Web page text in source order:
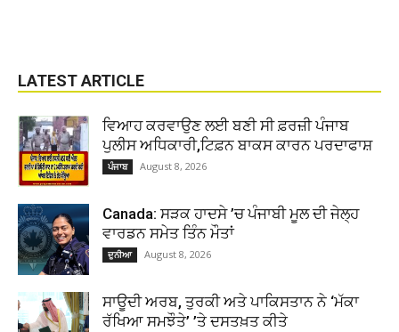
LATEST ARTICLE
ਵਿਆਹ ਕਰਵਾਉਣ ਲਈ ਬਣੀ ਸੀ ਫ਼ਰਜ਼ੀ ਪੰਜਾਬ
ਪੁਲੀਸ ਅਧਿਕਾਰੀ,ਟਿਫ਼ਨ ਬਾਕਸ ਕਾਰਨ ਪਰਦਾਫਾਸ਼
ਪੰਜਾਬ August 8, 2026
Canada: ਸੜਕ ਹਾਦਸੇ ’ਚ ਪੰਜਾਬੀ ਮੂਲ ਦੀ ਜੇਲ੍ਹ
ਵਾਰਡਨ ਸਮੇਤ ਤਿੰਨ ਮੌਤਾਂ
ਦੁਨੀਆ August 8, 2026
ਸਾਊਦੀ ਅਰਬ, ਤੁਰਕੀ ਅਤੇ ਪਾਕਿਸਤਾਨ ਨੇ ‘ਮੱਕਾ
ਰੱਖਿਆ ਸਮਝੌਤੇ’ ’ਤੇ ਦਸਤਖ਼ਤ ਕੀਤੇ